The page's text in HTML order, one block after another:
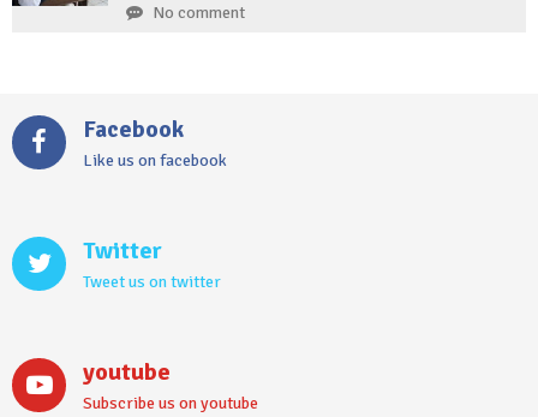
No comment
Facebook
Like us on facebook
Twitter
Tweet us on twitter
youtube
Subscribe us on youtube